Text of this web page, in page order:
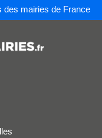
des mairies de France